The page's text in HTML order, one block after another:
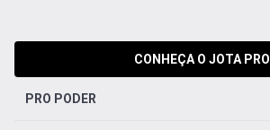
CONHEÇA O JOTA PRO
PRO PODER